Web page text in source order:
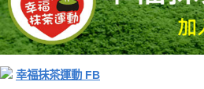
幸福抹茶運動 FB